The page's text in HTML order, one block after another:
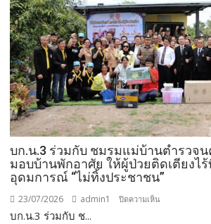
บก.น.3 ร่วมกับ ชมรมแม่บ้านตำรวจ
มอบบ้านพักอาศัย ให้ผู้ป่วยติดเตียงไร้
อุดมการณ์ “ไม่ทิ้งประชาชน”
23/07/2026 admin1 ปิดความเห็น
บก.น.3 ร่วมกับ ช...